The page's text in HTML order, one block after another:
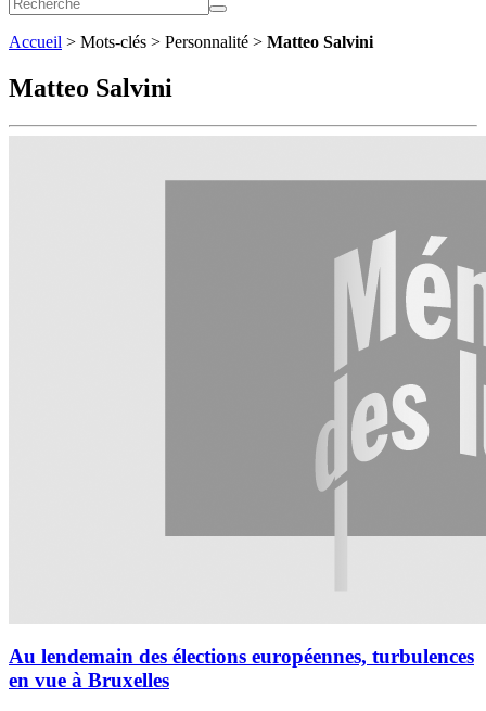
Accueil > Mots-clés > Personnalité > Matteo Salvini
Matteo Salvini
Au lendemain des élections européennes, turbulences
en vue à Bruxelles